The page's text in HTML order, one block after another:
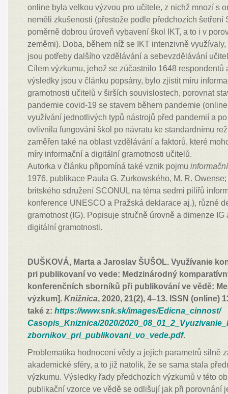
online byla velkou výzvou pro učitele, z nichž mnozí s
neměli zkušenosti (přestože podle předchozích šetření
poměrně dobrou úroveň vybavení škol IKT, a to i v
zeměmi). Doba, během níž se IKT intenzivně
jsou potřeby dalšího vzdělávání a sebevzdělávání
Cílem výzkumu, jehož se zúčastnilo 1648 respondentů
výsledky jsou v článku popsány, bylo zjistit míru
gramotnosti učitelů v širších souvislostech, porovnat
pandemie covid-19 se stavem během pandemie
využívání jednotlivých typů nástrojů před pandemií a
ovlivnila fungování škol po návratu ke standardnímu
zaměřen také na oblast vzdělávání a faktorů, které
míry informační a digitální gramotnosti učitelů.
Autorka v článku připomíná také vznik pojmu
1976, publikace Paula G. Zurkowského, M. R.
britského sdružení SCONUL na téma sedmi pilířů
konference UNESCO a Pražská deklarace aj.), různé
gramotnost (IG). Popisuje stručně úrovně a dimenze IG
digitální gramotnosti.
DUŠKOVÁ, Marta a Jaroslav ŠUŠOL. Využívanie
pri publikovaní vo vede: Medzinárodný
konferenčních sborníků při publikování ve vědě:
výzkum].Knižnica, 2020, 21(2), 4–13. ISSN (online)
také z:https://www.snk.sk/images/Edicna_cinnost/
Casopis_Kniznica/2020/
zbornikov_pri_publikovani_vo_vede.pdf.
Problematika hodnocení vědy a jejích parametrů silně
akademické sféry, a to již natolik, že se sama stala
výzkumu. Výsledky řady předchozích výzkumů v této
publikační vzorce ve vědě se odlišují jak při porovnání